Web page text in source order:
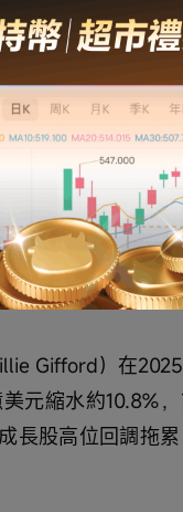
前五大減持個股
(AMZN.US)$ 、
和美銀，伯克希爾
萬股。年初至今
持交易是由巴菲特
也可能是爲了讓投
柏基邊加谷歌邊
Gifford）在
元縮水約10.8%
長股高位回調拖